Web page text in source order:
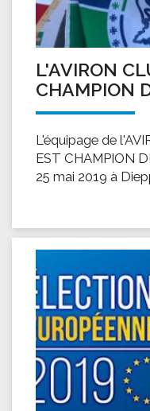
L'AVIRON
CHAMPION
L'équipage de
EST CHAMPION
25 mai 2019 à